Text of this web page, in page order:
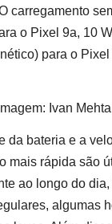
carregamento
o Pixel 9a, 10
para o Pixel
Ivan Mehta
da bateria e a
mais rápida são
ao longo do
algumas